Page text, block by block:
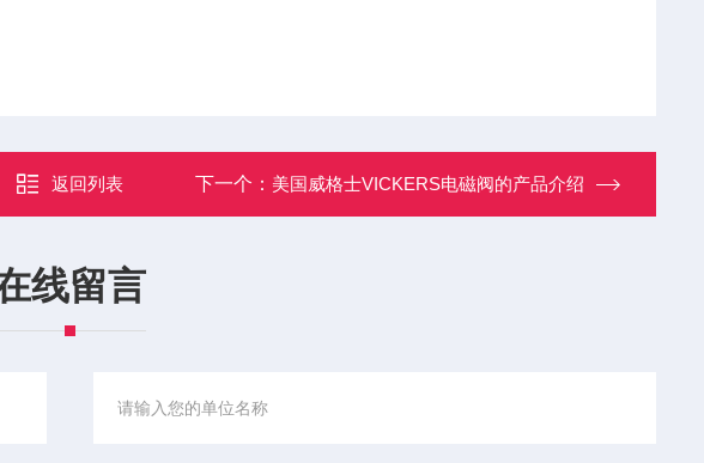
返回列表 下一个： 美国威格士VICKERS电磁阀的产品介绍
线留言